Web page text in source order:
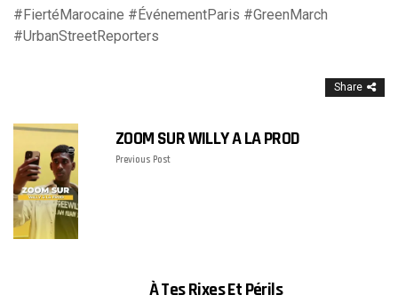
#FiertéMarocaine #ÉvénementParis #GreenMarch
#UrbanStreetReporters
Share
ZOOM SUR WILLY A LA PROD
Previous Post
À Tes Rixes Et Périls